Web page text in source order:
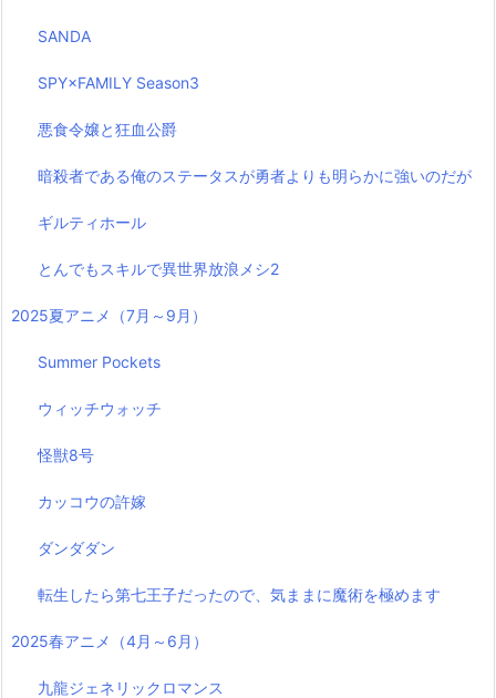
SANDA
SPY×FAMILY Season3
悪食令嬢と狂血公爵
暗殺者である俺のステータスが勇者よりも明らかに強いのだが
ギルティホール
とんでもスキルで異世界放浪メシ2
2025夏アニメ（7月～9月）
Summer Pockets
ウィッチウォッチ
怪獣8号
カッコウの許嫁
ダンダダン
転生したら第七王子だったので、気ままに魔術を極めます
2025春アニメ（4月～6月）
九龍ジェネリックロマンス